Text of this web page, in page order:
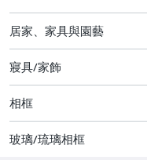
圖書/影音/文具
古董、藝術與礦石
手機、配件與通訊
美容保養與彩妝
居家、家具與園藝
寢具/家飾
相框
玻璃/琉璃相框